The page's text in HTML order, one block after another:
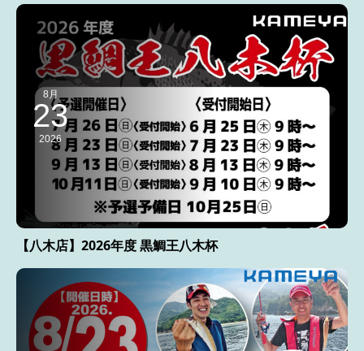
8月
23
2026
【八木店】2026年度 黒鯛王八木杯